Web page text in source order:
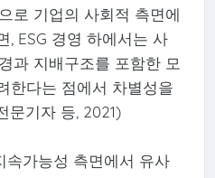
로 기업의 사회적 측면에
, ESG 경영 하에서는 사
과 지배구조를 포함한 모
한다는 점에서 차별성을
문기자 등, 2021)
속가능성 측면에서 유사